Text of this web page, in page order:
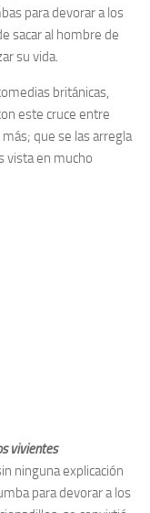
para devorar a los
sacar al hombre de
su vida.
británicas,
este cruce entre
que se las arregla
vista en mucho
vivientes
ninguna explicación
para devorar a los